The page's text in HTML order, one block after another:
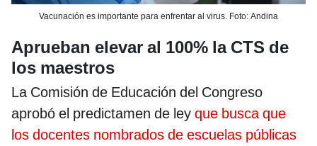
Vacunación es importante para enfrentar al virus. Foto: Andina
Aprueban elevar al 100% la CTS de
los maestros
La Comisión de Educación del Congreso
aprobó el predictamen de ley que busca que
los docentes nombrados de escuelas públicas